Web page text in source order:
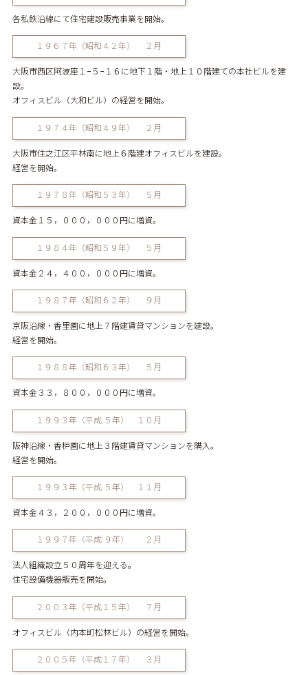
各私鉄沿線にて住宅建設販売事業を開始。
１９６７年（昭和４２年） ２月
大阪市西区阿波座１−５−１６に地下１階・地上１０階建ての本社ビルを建
設。
オフィスビル（大和ビル）の経営を開始。
１９７４年（昭和４９年） ２月
大阪市住之江区平林南に地上６階建オフィスビルを建設。
経営を開始。
１９７８年（昭和５３年） ５月
資本金１５，０００，０００円に増資。
１９８４年（昭和５９年） ５月
資本金２４，４００，０００円に増資。
１９８７年（昭和６２年） ９月
京阪沿線・香里園に地上７階建賃貸マンションを建設。
経営を開始。
１９８８年（昭和６３年） ５月
資本金３３，８００，０００円に増資。
１９９３年（平成 ５年） １０月
阪神沿線・香枦園に地上３階建賃貸マンションを購入。
経営を開始。
１９９３年（平成 ５年） １１月
資本金４３，２００，０００円に増資。
１９９７年（平成 ９年） ２月
法人組織設立５０周年を迎える。
住宅設備機器販売を開始。
２００３年（平成１５年） ７月
オフィスビル（内本町松林ビル）の経営を開始。
２００５年（平成１７年） ３月